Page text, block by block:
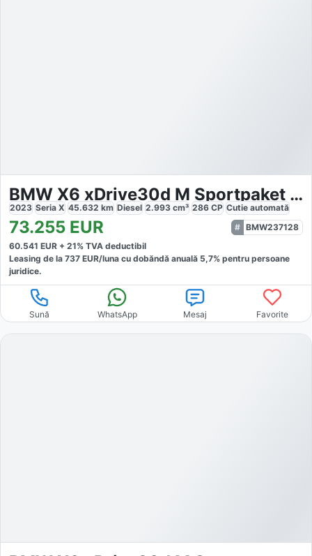
BMW X6 xDrive30d M Sportpaket Pro
2023 Seria X 45.632 km Diesel 2.993 cm³ 286 CP Cutie automată
73.255 EUR
BMW237128
60.541 EUR + 21% TVA deductibil
Leasing de la 737 EUR/luna cu dobăndă anuală 5,7% pentru persoane
juridice.
Sună WhatsApp Mesaj Favorite